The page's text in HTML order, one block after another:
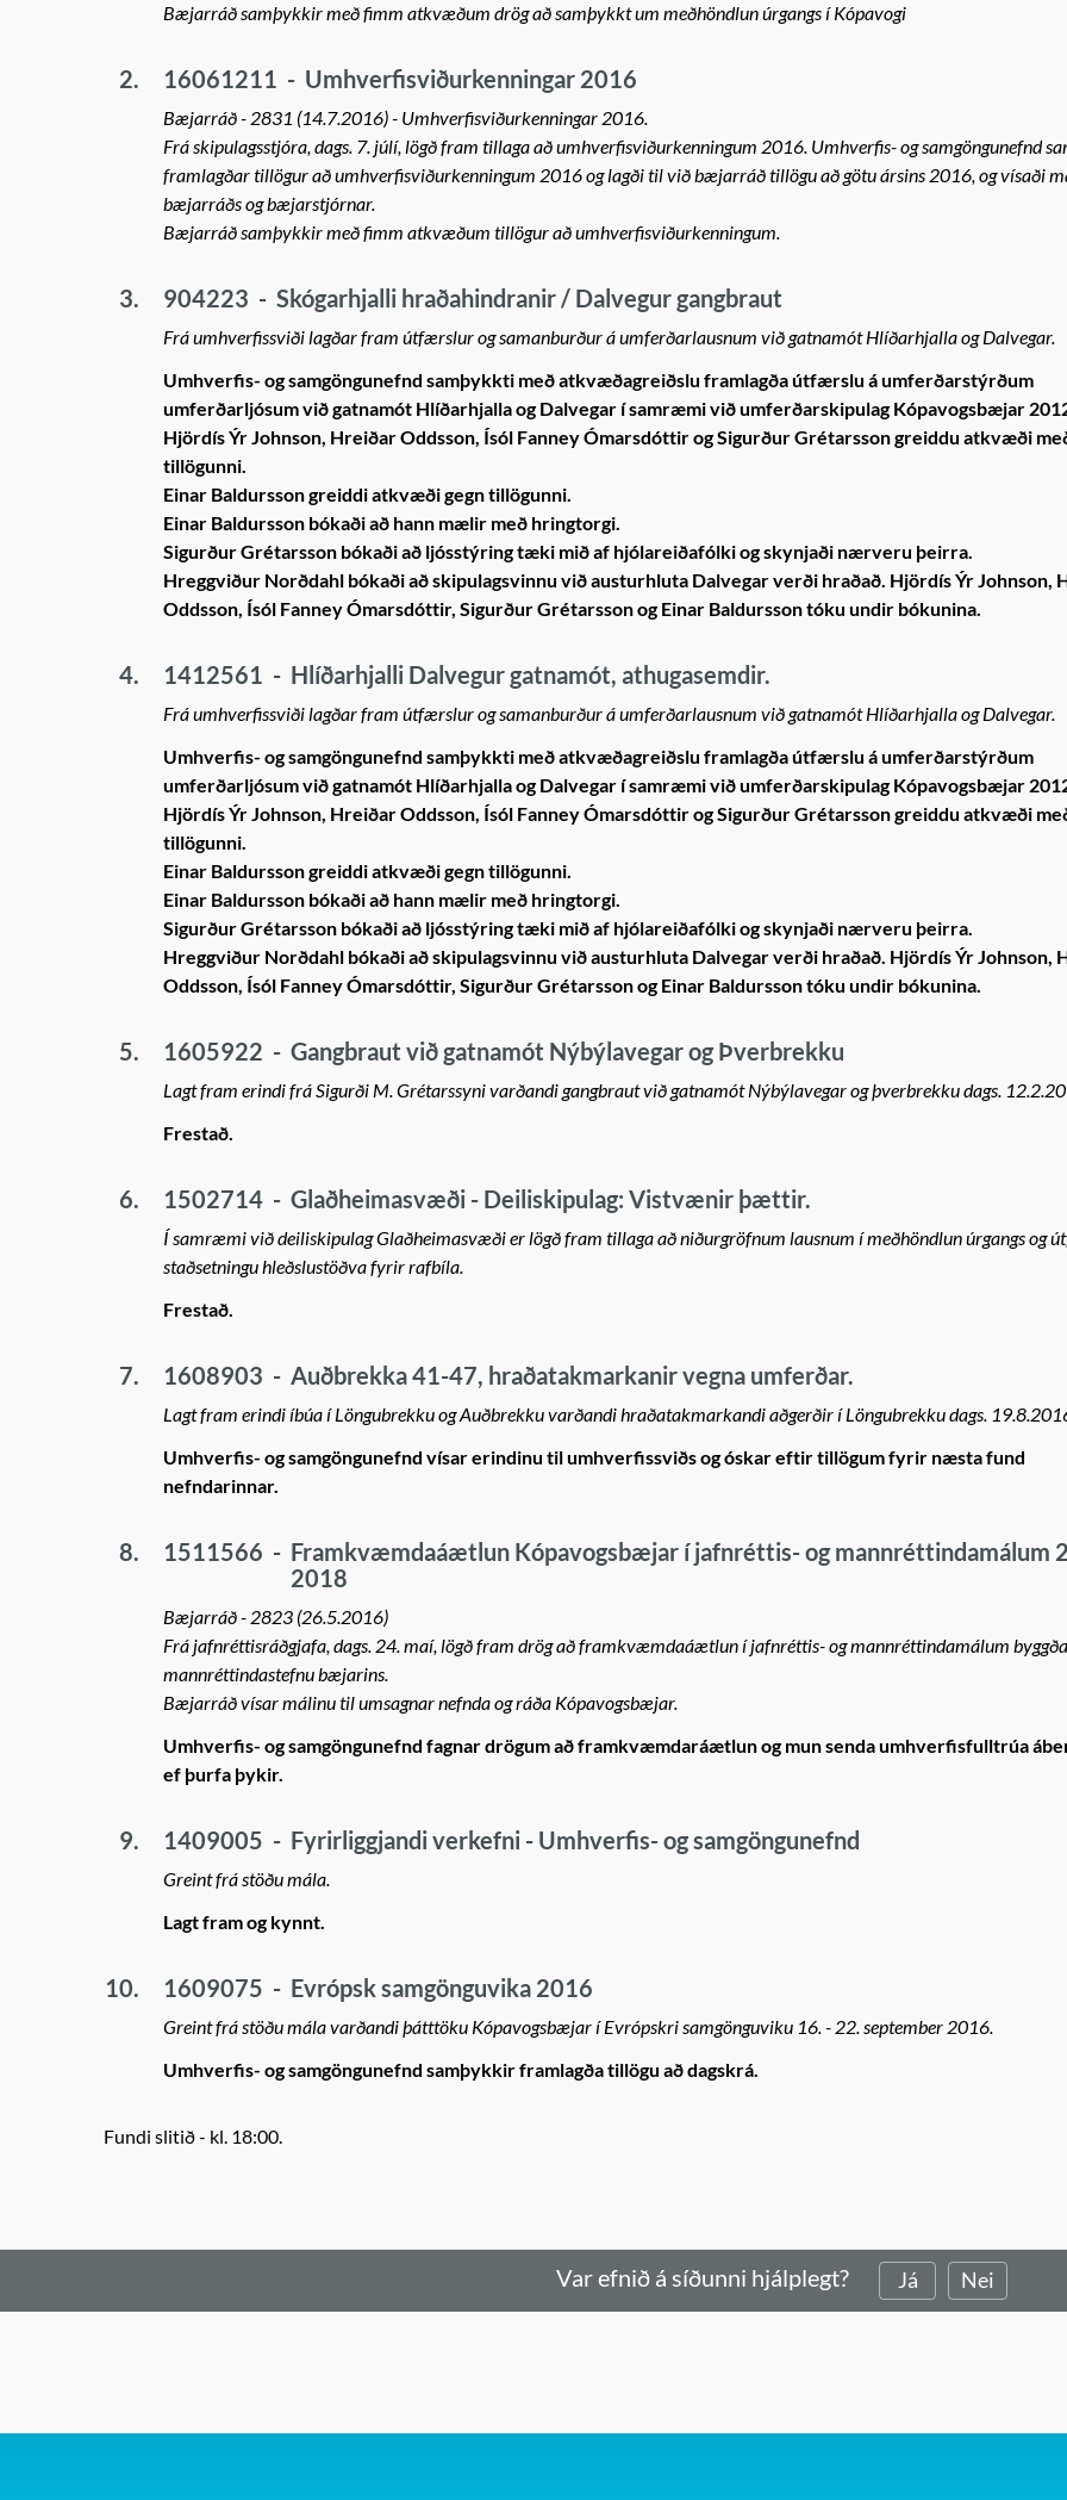
Bæjarráð samþykkir með fimm atkvæðum drög að samþykkt um meðhöndlun úrgangs í Kópavogi
2. 16061211 - Umhverfisviðurkenningar 2016
Bæjarráð - 2831 (14.7.2016) - Umhverfisviðurkenningar 2016.
Frá skipulagsstjóra, dags. 7. júlí, lögð fram tillaga að umhverfisviðurkenningum 2016. Umhverfis- og samgöngunefnd
framlagðar tillögur að umhverfisviðurkenningum 2016 og lagði til við bæjarráð tillögu að götu ársins 2016, og vísaði
bæjarráðs og bæjarstjórnar.
Bæjarráð samþykkir með fimm atkvæðum tillögur að umhverfisviðurkenningum.
3. 904223 - Skógarhjalli hraðahindranir / Dalvegur gangbraut
Frá umhverfissviði lagðar fram útfærslur og samanburður á umferðarlausnum við gatnamót Hlíðarhjalla og Dalvegar.
Umhverfis- og samgöngunefnd samþykkti með atkvæðagreiðslu framlagða útfærslu á umferðarstýrðum
umferðarljósum við gatnamót Hlíðarhjalla og Dalvegar í samræmi við umferðarskipulag Kópavogsbæjar
Hjördís Ýr Johnson, Hreiðar Oddsson, Ísól Fanney Ómarsdóttir og Sigurður Grétarsson greiddu atkvæði
tillögunni.
Einar Baldursson greiddi atkvæði gegn tillögunni.
Einar Baldursson bókaði að hann mælir með hringtorgi.
Sigurður Grétarsson bókaði að ljósstýring tæki mið af hjólareiðafólki og skynjaði nærveru þeirra.
Hreggviður Norðdahl bókaði að skipulagsvinnu við austurhluta Dalvegar verði hraðað. Hjördís Ýr Johnson,
Oddsson, Ísól Fanney Ómarsdóttir, Sigurður Grétarsson og Einar Baldursson tóku undir bókunina.
4. 1412561 - Hlíðarhjalli Dalvegur gatnamót, athugasemdir.
Frá umhverfissviði lagðar fram útfærslur og samanburður á umferðarlausnum við gatnamót Hlíðarhjalla og Dalvegar.
Umhverfis- og samgöngunefnd samþykkti með atkvæðagreiðslu framlagða útfærslu á umferðarstýrðum
umferðarljósum við gatnamót Hlíðarhjalla og Dalvegar í samræmi við umferðarskipulag Kópavogsbæjar
Hjördís Ýr Johnson, Hreiðar Oddsson, Ísól Fanney Ómarsdóttir og Sigurður Grétarsson greiddu atkvæði
tillögunni.
Einar Baldursson greiddi atkvæði gegn tillögunni.
Einar Baldursson bókaði að hann mælir með hringtorgi.
Sigurður Grétarsson bókaði að ljósstýring tæki mið af hjólareiðafólki og skynjaði nærveru þeirra.
Hreggviður Norðdahl bókaði að skipulagsvinnu við austurhluta Dalvegar verði hraðað. Hjördís Ýr Johnson,
Oddsson, Ísól Fanney Ómarsdóttir, Sigurður Grétarsson og Einar Baldursson tóku undir bókunina.
5. 1605922 - Gangbraut við gatnamót Nýbýlavegar og Þverbrekku
Lagt fram erindi frá Sigurði M. Grétarssyni varðandi gangbraut við gatnamót Nýbýlavegar og þverbrekku dags.
Frestað.
6. 1502714 - Glaðheimasvæði - Deiliskipulag: Vistvænir þættir.
Í samræmi við deiliskipulag Glaðheimasvæði er lögð fram tillaga að niðurgröfnum lausnum í meðhöndlun úrgangs og
staðsetningu hleðslustöðva fyrir rafbíla.
Frestað.
7. 1608903 - Auðbrekka 41-47, hraðatakmarkanir vegna umferðar.
Lagt fram erindi íbúa í Löngubrekku og Auðbrekku varðandi hraðatakmarkandi aðgerðir í Löngubrekku dags.
Umhverfis- og samgöngunefnd vísar erindinu til umhverfissviðs og óskar eftir tillögum fyrir næsta fund
nefndarinnar.
8. 1511566 - Framkvæmdaáætlun Kópavogsbæjar í jafnréttis- og mannréttindamálum
2018
Bæjarráð - 2823 (26.5.2016)
Frá jafnréttisráðgjafa, dags. 24. maí, lögð fram drög að framkvæmdaáætlun í jafnréttis- og mannréttindamálum
mannréttindastefnu bæjarins.
Bæjarráð vísar málinu til umsagnar nefnda og ráða Kópavogsbæjar.
Umhverfis- og samgöngunefnd fagnar drögum að framkvæmdaráætlun og mun senda umhverfisfulltrúa
ef þurfa þykir.
9. 1409005 - Fyrirliggjandi verkefni - Umhverfis- og samgöngunefnd
Greint frá stöðu mála.
Lagt fram og kynnt.
10. 1609075 - Evrópsk samgönguvika 2016
Greint frá stöðu mála varðandi þátttöku Kópavogsbæjar í Evrópskri samgönguviku 16. - 22. september 2016.
Umhverfis- og samgöngunefnd samþykkir framlagða tillögu að dagskrá.
Fundi slitið - kl. 18:00.
Var efnið á síðunni hjálplegt? Já Nei